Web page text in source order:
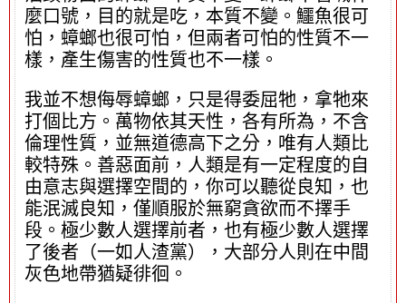
麼口號，目的就是吃，本質不變。鱷魚很可
怕，蟑螂也很可怕，但兩者可怕的性質不一
樣，產生傷害的性質也不一樣。
我並不想侮辱蟑螂，只是得委屈牠，拿牠來
打個比方。萬物依其天性，各有所為，不含
倫理性質，並無道德高下之分，唯有人類比
較特殊。善惡面前，人類是有一定程度的自
由意志與選擇空間的，你可以聽從良知，也
能泯滅良知，僅順服於無窮貪欲而不擇手
段。極少數人選擇前者，也有極少數人選擇
了後者（一如人渣黨），大部分人則在中間
灰色地帶猶疑徘徊。